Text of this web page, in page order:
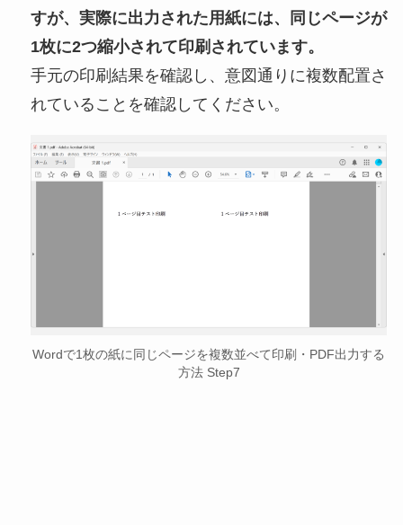
すが、実際に出力された用紙には、同じページが
1枚に2つ縮小されて印刷されています。
手元の印刷結果を確認し、意図通りに複数配置さ
れていることを確認してください。
Wordで1枚の紙に同じページを複数並べて印刷・PDF出力する
方法 Step7